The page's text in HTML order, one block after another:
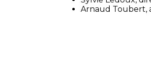
Arnaud Toubert,